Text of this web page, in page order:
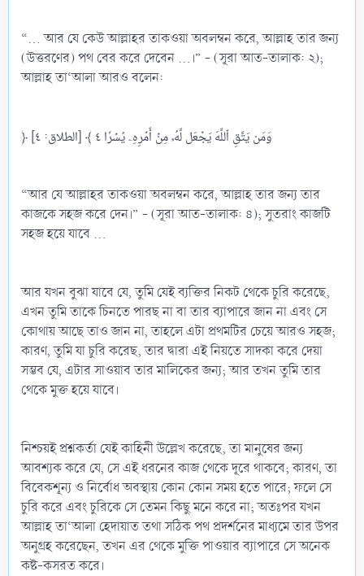
“... আর যে কেউ আল্লাহর তাকওয়া অবলম্বন করে, আল্লাহ তার জন্য
(উত্তরণের) পথ বের করে দেবেন ...।” - (সূরা আত-তালাক: ২);
আল্লাহ তা‘আলা আরও বলেন:
﴿ وَمَن يَتَّقِ ٱللَّهَ يَجۡعَل لَّهُۥ مِنۡ أَمۡرِهِۦ يُسۡرٗا ٤ ﴾ [الطلاق: ٤]
“আর যে আল্লাহর তাকওয়া অবলম্বন করে, আল্লাহ তার জন্য তার
কাজকে সহজ করে দেন।” - (সূরা আত-তালাক: ৪); সুতরাং কাজটি
সহজ হয়ে যাবে ...
আর যখন বুঝা যাবে যে, তুমি যেই ব্যক্তির নিকট থেকে চুরি করেছে,
এখন তুমি তাকে চিনতে পারছ না বা তার ব্যাপারে জান না এবং সে
কোথায় আছে তাও জান না, তাহলে এটা প্রথমটির চেয়ে আরও সহজ;
কারণ, তুমি যা চুরি করেছ, তার দ্বারা এই নিয়তে সাদকা করে দেয়া
সম্ভব যে, এটার সাওয়াব তার মালিকের জন্য; আর তখন তুমি তার
থেকে মুক্ত হয়ে যাবে।
নিশ্চয়ই প্রশ্নকর্তা যেই কাহিনী উল্লেখ করেছে, তা মানুষের জন্য
আবশ্যক করে যে, সে এই ধরনের কাজ থেকে দূরে থাকবে; কারণ, তা
বিবেকশূন্য ও নির্বোধ অবস্থায় কোন কোন সময় হতে পারে; ফলে সে
চুরি করে এবং চুরিকে সে তেমন কিছু মনে করে না; অতঃপর যখন
আল্লাহ তা‘আলা হেদায়াত তথা সঠিক পথ প্রদর্শনের মাধ্যমে তার উপর
অনুগ্রহ করেছেন, তখন এর থেকে মুক্তি পাওয়ার ব্যাপারে সে অনেক
কষ্ট-কসরত করে।